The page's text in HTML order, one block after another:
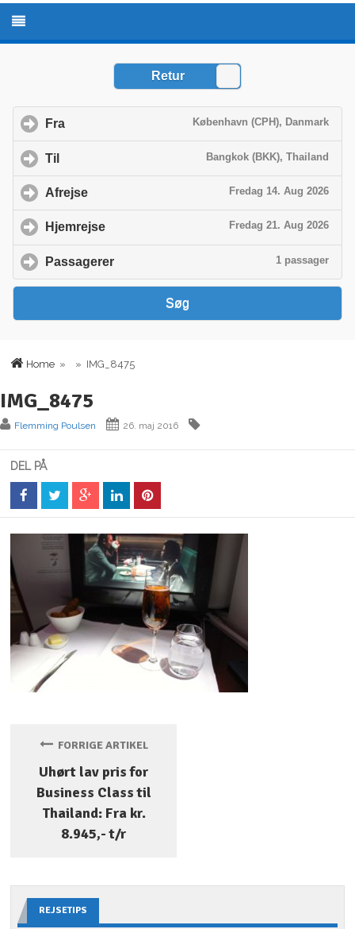
Home » » IMG_8475
IMG_8475
Flemming Poulsen 26. maj 2016
DEL PÅ
FORRIGE ARTIKEL
Uhørt lav pris for
Business Class til
Thailand: Fra kr.
8.945,- t/r
REJSETIPS